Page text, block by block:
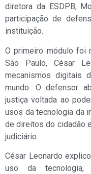
diretora da ESDPB,
participação de
instituição.
O primeiro módulo foi
São Paulo, César
mecanismos digitais
mundo. O defensor
justiça voltada ao
usos da tecnologia da
de direitos do cidadão
judiciário.
César Leonardo
uso da tecnologia,